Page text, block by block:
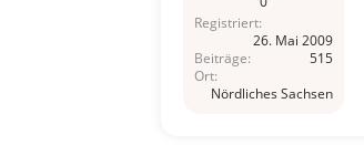
Registriert
26. Mai 2009
Beiträge
515
Ort
Nördliches Sachsen